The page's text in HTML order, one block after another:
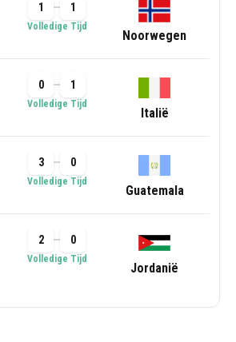
1 1
Volledige Tijd
Noorwegen
0 1
Volledige Tijd
Italië
3 0
Volledige Tijd
Guatemala
2 0
Volledige Tijd
Jordanië